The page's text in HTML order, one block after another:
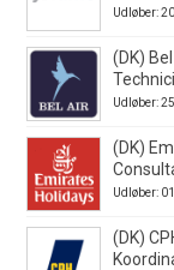
Udløber:
(DK)
Udløber:
(DK)
Udløber:
(DK)